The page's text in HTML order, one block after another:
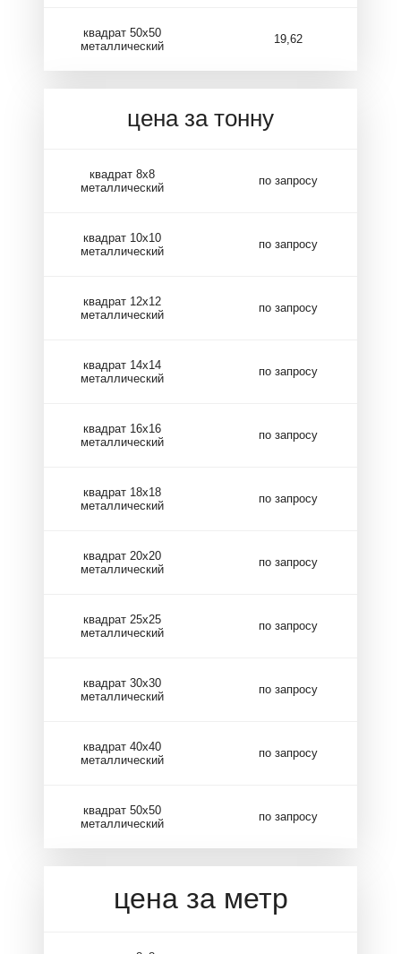
квадрат 50х50
металлический
19,62
цена за тонну
квадрат 8х8
металлический
по запросу
квадрат 10х10
металлический
по запросу
квадрат 12х12
металлический
по запросу
квадрат 14х14
металлический
по запросу
квадрат 16х16
металлический
по запросу
квадрат 18х18
металлический
по запросу
квадрат 20х20
металлический
по запросу
квадрат 25х25
металлический
по запросу
квадрат 30х30
металлический
по запросу
квадрат 40х40
металлический
по запросу
квадрат 50х50
металлический
по запросу
цена за метр